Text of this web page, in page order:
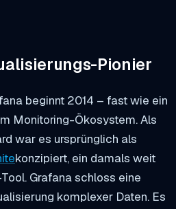
Pionier
beginnt 2014 – fast wie ein
Monitoring-Ökosystem. Als
war es ursprünglich als
konzipiert, ein damals weit
Grafana schloss eine
komplexer Daten. Es